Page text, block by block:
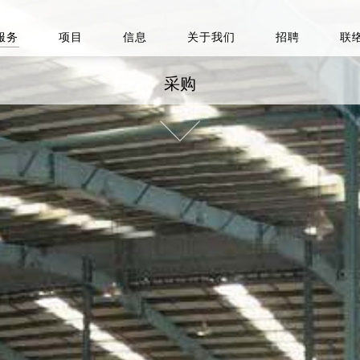
务 项目 信息 关于我们 招聘 联
采购